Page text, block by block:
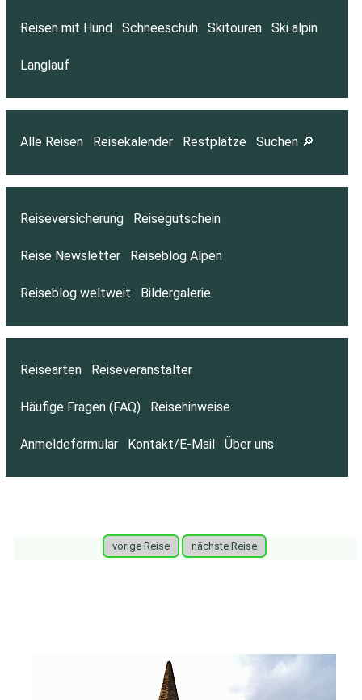
Reisen mit Hund Schneeschuh Skitouren Ski alpin
Langlauf
Alle Reisen Reisekalender Restplätze Suchen 🔎
Reiseversicherung Reisegutschein
Reise Newsletter Reiseblog Alpen
Reiseblog weltweit Bildergalerie
Reisearten Reiseveranstalter
Häufige Fragen (FAQ) Reisehinweise
Anmeldeformular Kontakt/E-Mail Über uns
vorige Reise nächste Reise